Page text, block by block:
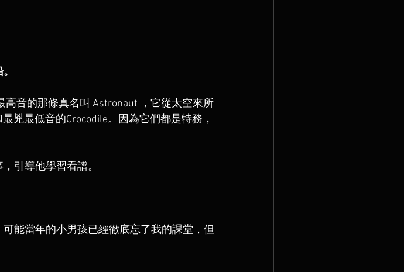
高音的那條真名叫 Astronaut ，它從太空來所
兇最低音的Crocodile。因為它們都是特務，
引導他學習看譜。
能當年的小男孩已經徹底忘了我的課堂，但